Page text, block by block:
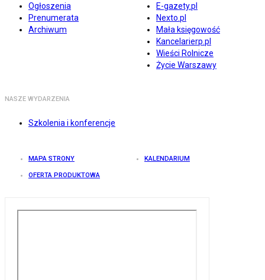
Ogłoszenia
Prenumerata
Archiwum
E-gazety.pl
Nexto.pl
Mała księgowość
Kancelarierp.pl
Wieści Rolnicze
Życie Warszawy
NASZE WYDARZENIA
Szkolenia i konferencje
MAPA STRONY KALENDARIUM
OFERTA PRODUKTOWA